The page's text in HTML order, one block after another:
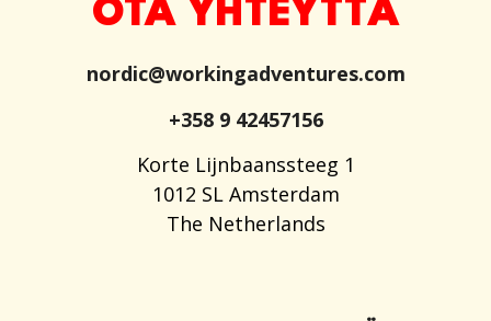
OTA YHTEYTTÄ
nordic@workingadventures.com
+358 9 42457156
Korte Lijnbaanssteeg 1
1012 SL Amsterdam
The Netherlands